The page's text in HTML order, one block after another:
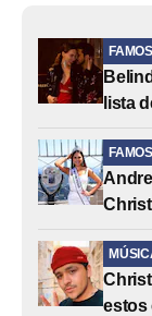
lista
estos